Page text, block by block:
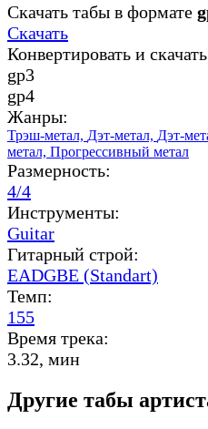
Скачать табы в формате
Скачать
Конвертировать и
gp3
gp4
Жанры:
Трэш-метал, Дэт-метал, Дэт-
метал, Прогрессивный метал
Размерность:
4/4
Инструменты:
Guitar
Гитарный строй:
EADGBE (Standart)
Темп:
155
Время трека:
3.32, мин
Другие табы